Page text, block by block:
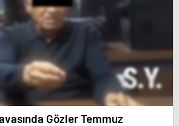
Gözler Temmuz